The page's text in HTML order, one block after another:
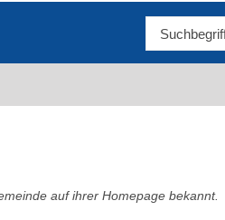
auf ihrer Homepage bekannt.